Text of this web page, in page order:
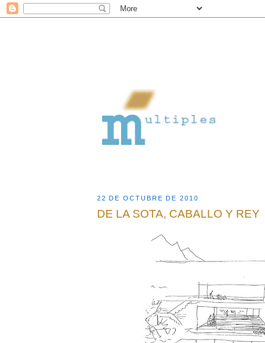
22 DE OCTUBRE DE 2010
DE LA SOTA, CABALLO Y REY